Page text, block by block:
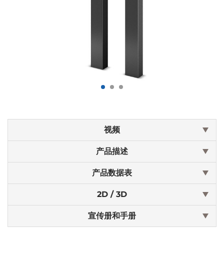
视频
产品描述
产品数据表
2D / 3D
宣传册和手册